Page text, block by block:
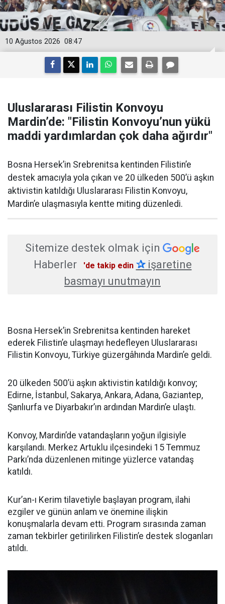
08:47
10 Ağustos 2026
Uluslararası Filistin Konvoyu
Mardin’de: "Filistin Konvoyu’nun yükü
maddi yardımlardan çok daha ağırdır"
Bosna Hersek’in Srebrenitsa kentinden Filistin’e
destek amacıyla yola çıkan ve 20 ülkeden 500’ü aşkın
aktivistin katıldığı Uluslararası Filistin Konvoyu,
Mardin’e ulaşmasıyla kentte miting düzenledi.
Sitemize destek olmak için
Haberler
'de takip edin ✰işaretine
basmayı unutmayın
Bosna Hersek’in Srebrenitsa kentinden hareket
ederek Filistin’e ulaşmayı hedefleyen Uluslararası
Filistin Konvoyu, Türkiye güzergâhında Mardin’e geldi.
20 ülkeden 500’ü aşkın aktivistin katıldığı konvoy;
Edirne, İstanbul, Sakarya, Ankara, Adana, Gaziantep,
Şanlıurfa ve Diyarbakır’ın ardından Mardin’e ulaştı.
Konvoy, Mardin’de vatandaşların yoğun ilgisiyle
karşılandı. Merkez Artuklu ilçesindeki 15 Temmuz
Parkı’nda düzenlenen mitinge yüzlerce vatandaş
katıldı.
Kur’an-ı Kerim tilavetiyle başlayan program, ilahi
ezgiler ve günün anlam ve önemine ilişkin
konuşmalarla devam etti. Program sırasında zaman
zaman tekbirler getirilirken Filistin’e destek sloganları
atıldı.